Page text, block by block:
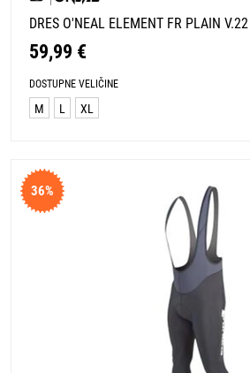
DRES O'NEAL ELEMENT FR PLAIN
59,99 €
DOSTUPNE VELIČINE
M L XL
36%